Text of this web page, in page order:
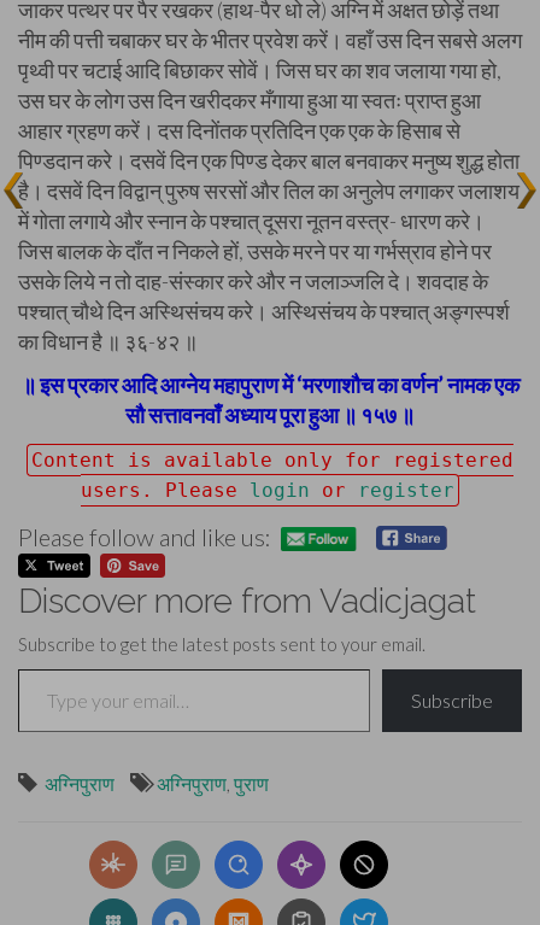
जाकर पत्थर पर पैर रखकर (हाथ-पैर धो ले) अग्नि में अक्षत छोड़ें तथा
नीम की पत्ती चबाकर घर के भीतर प्रवेश करें। वहाँ उस दिन सबसे अलग
पृथ्वी पर चटाई आदि बिछाकर सोवें। जिस घर का शव जलाया गया हो,
उस घर के लोग उस दिन खरीदकर मँगाया हुआ या स्वतः प्राप्त हुआ
आहार ग्रहण करें। दस दिनोंतक प्रतिदिन एक एक के हिसाब से
पिण्डदान करे। दसवें दिन एक पिण्ड देकर बाल बनवाकर मनुष्य शुद्ध होता
है। दसवें दिन विद्वान् पुरुष सरसों और तिल का अनुलेप लगाकर जलाशय
में गोता लगाये और स्नान के पश्चात् दूसरा नूतन वस्त्र- धारण करे।
जिस बालक के दाँत न निकले हों, उसके मरने पर या गर्भस्राव होने पर
उसके लिये न तो दाह-संस्कार करे और न जलाञ्जलि दे। शवदाह के
पश्चात् चौथे दिन अस्थिसंचय करे। अस्थिसंचय के पश्चात् अङ्गस्पर्श
का विधान है ॥ ३६-४२ ॥
॥ इस प्रकार आदि आग्नेय महापुराण में ‘मरणाशौच का वर्णन’ नामक एक
सौ सत्तावनवाँ अध्याय पूरा हुआ ॥ १५७ ॥
Content is available only for registered
users. Please login or register
Please follow and like us:
Discover more from Vadicjagat
Subscribe to get the latest posts sent to your email.
Type your email…
Subscribe
अग्निपुराण अग्निपुराण पुराण